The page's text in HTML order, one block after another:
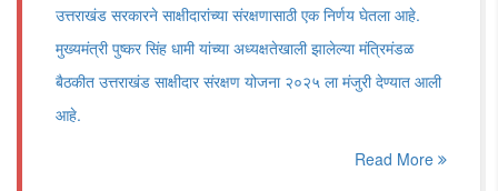
उत्तराखंड सरकारने साक्षीदारांच्या संरक्षणासाठी एक निर्णय घेतला आहे.
मुख्यमंत्री पुष्कर सिंह धामी यांच्या अध्यक्षतेखाली झालेल्या मंत्रिमंडळ
बैठकीत उत्तराखंड साक्षीदार संरक्षण योजना २०२५ ला मंजुरी देण्यात आली
आहे.
Read More